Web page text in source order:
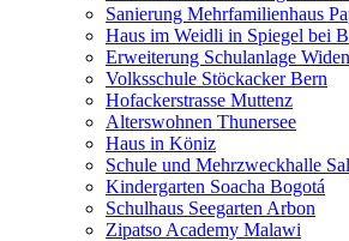
Sanierung Mehrfamilienhaus
Haus im Weidli in Spiegel bei
Erweiterung Schulanlage Widen
Volksschule Stöckacker Bern
Hofackerstrasse Muttenz
Alterswohnen Thunersee
Haus in Köniz
Schule und Mehrzweckhalle
Kindergarten Soacha Bogotá
Schulhaus Seegarten Arbon
Zipatso Academy Malawi